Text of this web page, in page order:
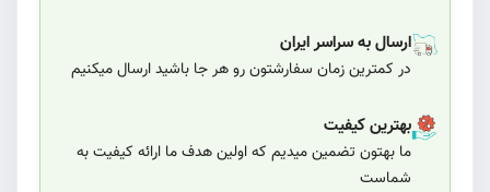
ارسال به سراسر ایران
در کمترین زمان سفارشتون رو هر جا باشید ارسال میکنیم
بهترین کیفیت
ما بهتون تضمین میدیم که اولین هدف ما ارائه کیفیت به
شماست